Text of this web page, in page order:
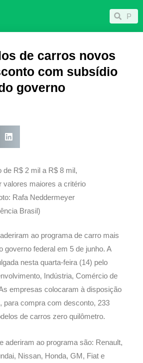
Pesquisar
de carros novos
com subsídio
governo
de R$ 2 mil a R$ 8 mil,
valores maiores a critério
Rafa Neddermeyer
Brasil)
ao programa de carro mais
governo federal em 5 de junho. A
nesta quarta-feira (14) pelo
Indústria, Comércio de
empresas colocaram à disposição
para compra com desconto, 233
de carros zero quilômetro.
aderiram ao programa são: Renault,
Nissan, Honda, GM, Fiat e